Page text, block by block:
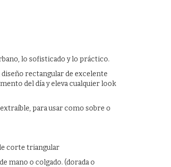
lo sofisticado y lo práctico.
diseño rectangular de excelente
del día y eleva cualquier look
para usar como sobre o
corte triangular
mano o colgado. (dorada o